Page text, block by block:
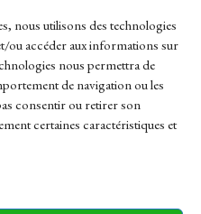
nous utilisons des technologies
ou accéder aux informations sur
nous permettra de
de navigation ou les
consentir ou retirer son
certaines caractéristiques et